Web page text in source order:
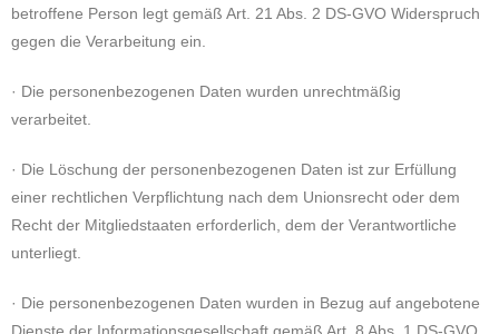
betroffene Person legt gemäß Art. 21 Abs. 2 DS-GVO Widerspruch
gegen die Verarbeitung ein.
· Die personenbezogenen Daten wurden unrechtmäßig
verarbeitet.
· Die Löschung der personenbezogenen Daten ist zur Erfüllung
einer rechtlichen Verpflichtung nach dem Unionsrecht oder dem
Recht der Mitgliedstaaten erforderlich, dem der Verantwortliche
unterliegt.
· Die personenbezogenen Daten wurden in Bezug auf angebotene